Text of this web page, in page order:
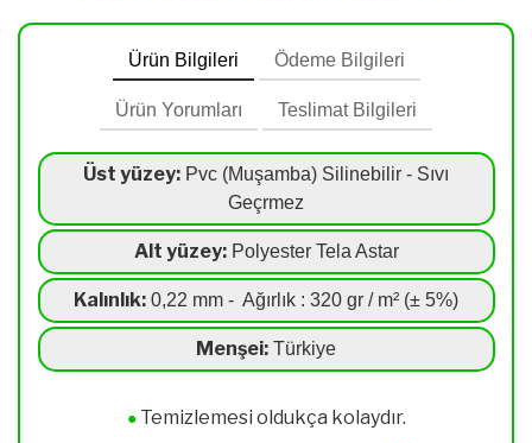
Ürün Bilgileri Ödeme Bilgileri
Ürün Yorumları Teslimat Bilgileri
Üst yüzey: Pvc (Muşamba) Silinebilir - Sıvı
Geçrmez
Alt yüzey:Polyester Tela Astar
Kalınlık: 0,22 mm - Ağırlık : 320 gr / m² (± 5%)
Menşei: Türkiye
● Temizlemesi oldukça kolaydır.